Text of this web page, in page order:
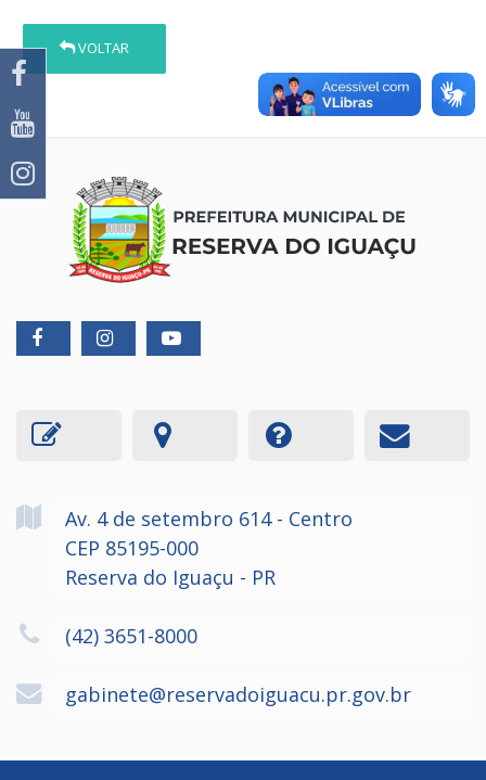
VOLTAR
Av. 4 de setembro 614 - Centro
CEP 85195-000
Reserva do Iguaçu - PR
(42) 3651-8000
gabinete@reservadoiguacu.pr.gov.br